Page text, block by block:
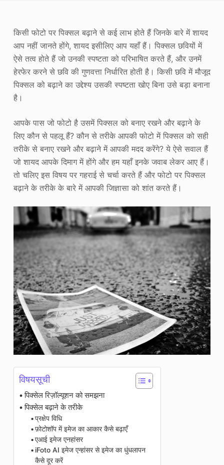
छवि पुनः कॉपीराइट
किसी फोटो पर पिक्सल बढ़ाने से कई लाभ होते हैं जिनके बारे में शायद
आप नहीं जानते होंगे, शायद इसीलिए आप यहाँ हैं। पिक्सल छवियों में
ऐसे तत्व होते हैं जो उनकी स्पष्टता को परिभाषित करते हैं, और उनमें
हेरफेर करने से छवि की गुणवत्ता निर्धारित होती है। किसी छवि में मौजूद
पिक्सल को बढ़ाने का उद्देश्य उसकी स्पष्टता खोए बिना उसे बड़ा बनाना
है।
आपके पास जो फोटो है उसमें पिक्सल को बनाए रखने और बढ़ाने के
लिए कौन से पहलू हैं? कौन से तरीके आपकी फोटो में पिक्सल को सही
तरीके से बनाए रखने और बढ़ाने में आपकी मदद करेंगे? ये ऐसे सवाल हैं
जो शायद आपके दिमाग में होंगे और हम यहाँ इनके जवाब लेकर आए हैं।
तो चलिए इस विषय पर गहराई से चर्चा करते हैं और फोटो पर पिक्सल
बढ़ाने के तरीके के बारे में आपकी जिज्ञासा को शांत करते हैं।
विषयसूची
पिक्सेल रिज़ॉल्यूशन को समझना
पिक्सेल बढ़ाने के तरीके
प्रक्षेप विधि
फ़ोटोशॉप में इमेज का आकार कैसे बढ़ाएँ
एआई इमेज एनहांसर
iFoto AI इमेज एन्हांसर से इमेज का धुंधलापन
कैसे दूर करें